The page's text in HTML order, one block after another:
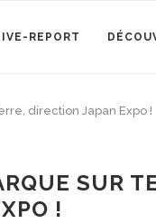
REPORT
direction Japan Expo !
SUR
!